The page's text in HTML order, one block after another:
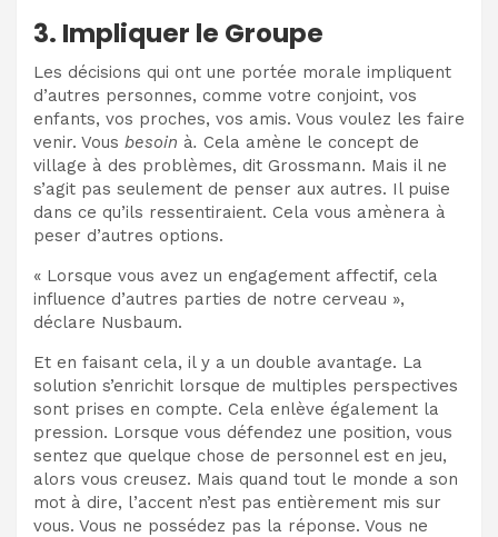
3. Impliquer le Groupe
Les décisions qui ont une portée morale impliquent
d’autres personnes, comme votre conjoint, vos
enfants, vos proches, vos amis. Vous voulez les faire
venir. Vous besoin à. Cela amène le concept de
village à des problèmes, dit Grossmann. Mais il ne
s’agit pas seulement de penser aux autres. Il puise
dans ce qu’ils ressentiraient. Cela vous amènera à
peser d’autres options.
« Lorsque vous avez un engagement affectif, cela
influence d’autres parties de notre cerveau »,
déclare Nusbaum.
Et en faisant cela, il y a un double avantage. La
solution s’enrichit lorsque de multiples perspectives
sont prises en compte. Cela enlève également la
pression. Lorsque vous défendez une position, vous
sentez que quelque chose de personnel est en jeu,
alors vous creusez. Mais quand tout le monde a son
mot à dire, l’accent n’est pas entièrement mis sur
vous. Vous ne possédez pas la réponse. Vous ne